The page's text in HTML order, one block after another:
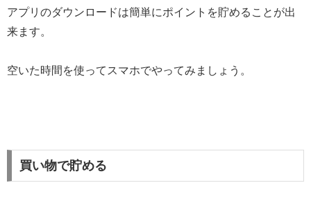
アプリのダウンロードは簡単にポイントを貯めることが出
来ます。
空いた時間を使ってスマホでやってみましょう。
買い物で貯める